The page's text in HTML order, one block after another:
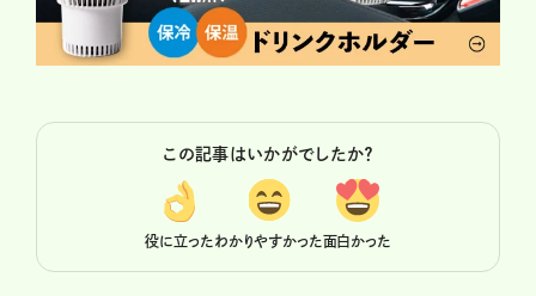
この記事はいかがでしたか？
役に立ったわかりやすかった面白かった